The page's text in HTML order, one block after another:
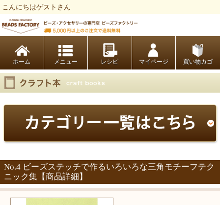
こんにちはゲストさん
ホーム レシピ マイページ 買い物カゴ
No.4 ビーズステッチで作るいろいろな三角モチーフテク
ニック集【商品詳細】